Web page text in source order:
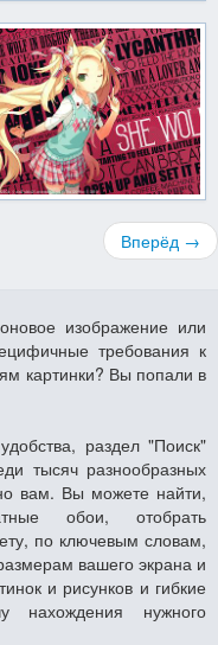
Вперёд →
изображение или
требования к
картинки? Вы попали в
раздел "Поиск"
тысяч разнообразных
вам. Вы можете найти,
обои, отобрать
по ключевым словам,
вашего экрана и
и рисунков и гибкие
нахождения нужного